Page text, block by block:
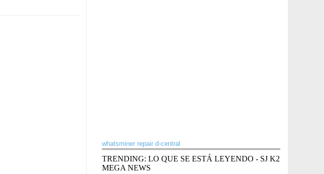
whatsminer repair d-central
TRENDING: LO QUE SE ESTÁ LEYENDO - SJ K2
MEGA NEWS